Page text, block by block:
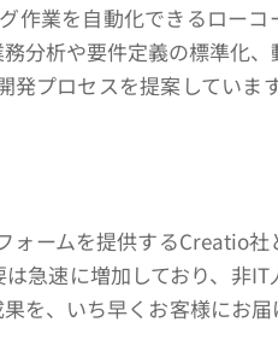
作業を自動化できるロー
分析や要件定義の標準化
プロセスを提案していま
ームを提供するCreatio
急速に増加しており、非
を、いち早くお客様にお